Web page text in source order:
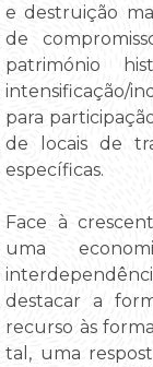
e destruição
de
património
intensificação/
para
de locais de
específicas.
Face à
uma
destacar a
recurso às
tal, uma